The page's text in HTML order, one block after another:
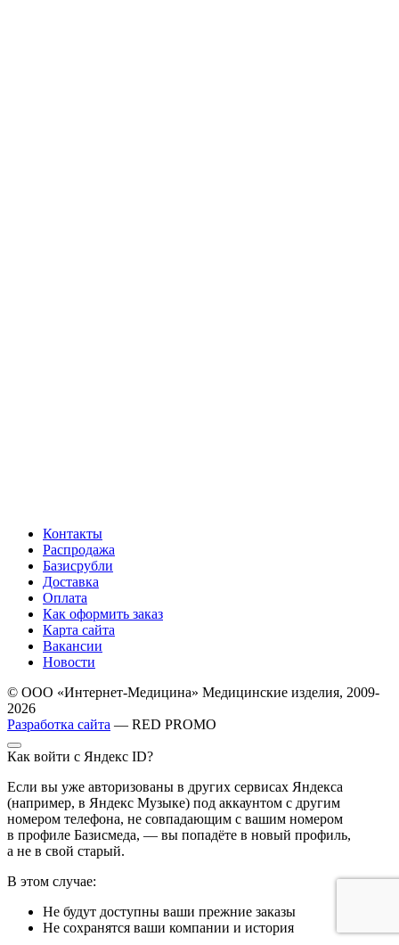
Контакты
Распродажа
Базисрубли
Доставка
Оплата
Как оформить заказ
Карта сайта
Вакансии
Новости
© ООО «Интернет-Медицина» Медицинские изделия, 2009-
2026
Разработка сайта — RED PROMO
Как войти с Яндекс ID?
Если вы уже авторизованы в других сервисах Яндекса
(например, в Яндекс Музыке) под аккаунтом с другим
номером телефона, не совпадающим с вашим номером
в профиле Базисмеда, — вы попадёте в новый профиль,
а не в свой старый.
В этом случае:
Не будут доступны ваши прежние заказы
Не сохранятся ваши компании и история